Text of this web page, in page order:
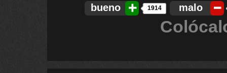
bueno 1914 malo